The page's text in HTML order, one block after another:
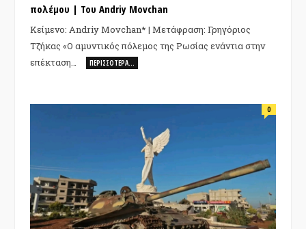
πολέμου | Του Andriy Movchan
Κείμενο: Andriy Movchan* | Μετάφραση: Γρηγόριος
Τζήκας «Ο αμυντικός πόλεμος της Ρωσίας ενάντια στην
επέκταση…
ΠΕΡΙΣΣΌΤΕΡΑ…
0